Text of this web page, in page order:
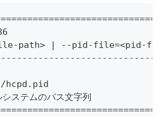
path> | --pid-file=<pid-
hcpd.pid
ステムのパス文字列